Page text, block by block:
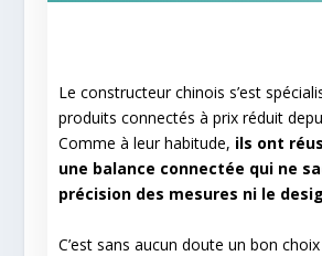
Le constructeur chinois s’est
produits connectés à prix réduit
Comme à leur habitude, ils ont
une balance connectée qui ne
précision des mesures ni le
C’est sans aucun doute un bon